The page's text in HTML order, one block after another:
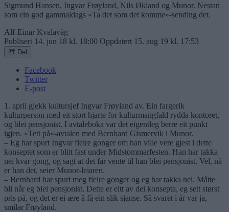
Sigmund Hansen, Ingvar Frøyland, Nils Økland og Munor. Nestan
som ein god gammaldags «Ta det som det komme»-sending det.
Alf-Einar Kvalavåg
Publisert 14. jun 18 kl. 18:00 Oppdatert 15. aug 19 kl. 17:53
Del
Facebook
Twitter
E-post
1. april gjekk kultursjef Ingvar Frøyland av. Ein fargerik
kulturperson med eit stort hjarte for kulturmangfald rydda kontoret,
og blei pensjonist. I avtaleboka var det eigentleg berre eit punkt
igjen. «Tett på»-avtalen med Bernhard Gismervik i Munor.
– Eg har spurt Ingvar fleire gonger om han ville vere gjest i dette
konseptet som er blitt fast under Midstommarfesten. Han har takka
nei kvar gong, og sagt at det får vente til han blei pensjonist. Vel, nå
er han det, seier Munor-leiaren.
– Bernhard har spurt meg fleire gonger og eg har takka nei. Måtte
bli når eg blei pensjonist. Dette er eitt av dei konsepta, eg sett størst
pris på, og det er ei ære å få ein slik sjanse. Så svaret i år var ja,
smilar Frøyland.